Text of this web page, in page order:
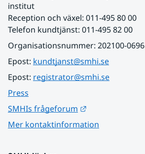
institut
Reception och växel: 011-495 80 00
Telefon kundtjänst: 011-495 82 00
Organisationsnummer: 202100-0696
Epost: kundtjanst@smhi.se
Epost: registrator@smhi.se
Press
SMHIs frågeforum
Mer kontaktinformation